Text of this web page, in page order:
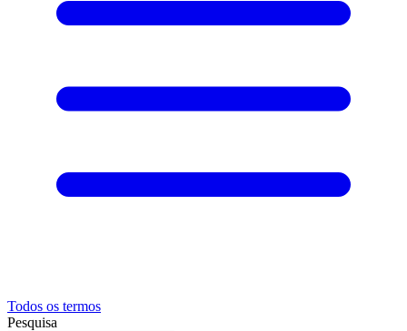
Todos os termos
Pesquisa